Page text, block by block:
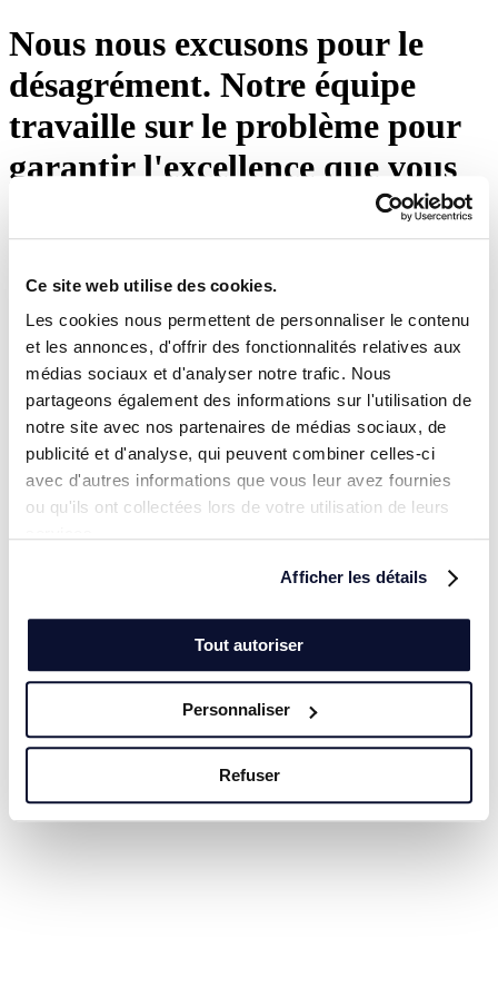
Ce site web utilise des cookies.
Les cookies nous permettent de personnaliser le contenu
et les annonces, d'offrir des fonctionnalités relatives aux
médias sociaux et d'analyser notre trafic. Nous
partageons également des informations sur l'utilisation de
notre site avec nos partenaires de médias sociaux, de
publicité et d'analyse, qui peuvent combiner celles-ci
avec d'autres informations que vous leur avez fournies
ou qu'ils ont collectées lors de votre utilisation de leurs
Afficher les détails
Tout autoriser
Personnaliser
Refuser
Nous nous excusons pour le
désagrément. Notre équipe
travaille sur le problème pour
garantir l'excellence que vous
attendez d'Eton Shirts. Veuillez
appuyer sur le bouton ci-
dessous ou visiter notre page
d'accueil.